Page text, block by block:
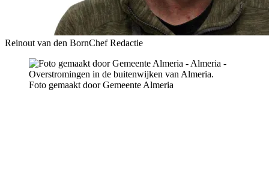
Reinout van den BornChef Redactie
Foto gemaakt door Gemeente Almeria